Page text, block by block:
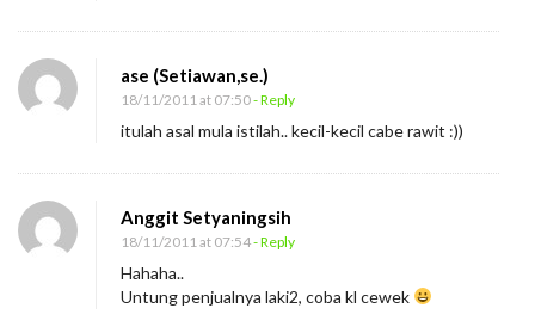
ase (Setiawan,se.)
18/11/2011 at 07:50- Reply
itulah asal mula istilah.. kecil-kecil cabe rawit :))
Anggit Setyaningsih
18/11/2011 at 07:54- Reply
Hahaha..
Untung penjualnya laki2, coba kl cewek